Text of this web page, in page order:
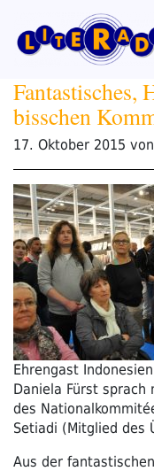
Inhalt
springen
Fantastisches,
bisschen
17. Oktober 2015 von
Ehrengast
Daniela Fürst sprach
des
Setiadi (Mitglied des
Aus der